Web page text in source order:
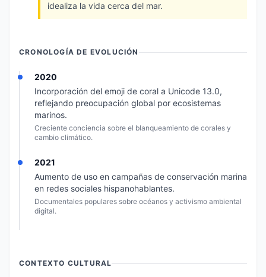
idealiza la vida cerca del mar.
CRONOLOGÍA DE EVOLUCIÓN
2020
Incorporación del emoji de coral a Unicode 13.0,
reflejando preocupación global por ecosistemas
marinos.
Creciente conciencia sobre el blanqueamiento de corales y
cambio climático.
2021
Aumento de uso en campañas de conservación marina
en redes sociales hispanohablantes.
Documentales populares sobre océanos y activismo ambiental
digital.
CONTEXTO CULTURAL